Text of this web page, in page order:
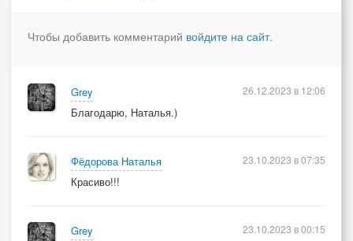
Чтобы добавить комментарий войдите на сайт.
Grey
Благодарю, Наталья.)
26.12.2023 в 12:06
Фёдорова Наталья
Красиво!!!
23.10.2023 в 07:35
Grey
23.10.2023 в 00:15